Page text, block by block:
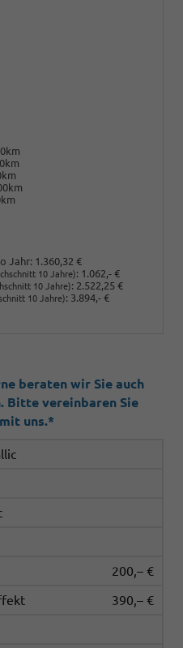
Jahr: 1.360,32 €
10 Jahre): 1.062,- €
10 Jahre): 2.522,25 €
10 Jahre): 3.894,- €
beraten wir Sie auch
Bitte vereinbaren Sie
uns.*
200,– €
390,– €